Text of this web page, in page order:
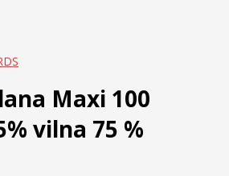
Maxi 100
vilna 75 %